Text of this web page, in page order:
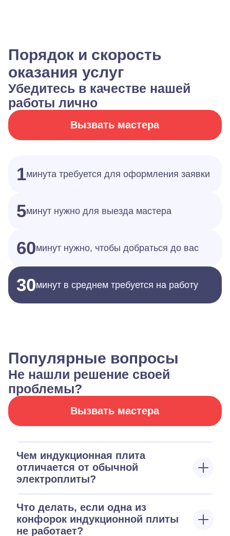
Порядок и скорость
оказания услуг
Убедитесь в качестве нашей
работы лично
Вызвать мастера
1минута требуется для оформления заявки
5минут нужно для выезда мастера
60минут нужно, чтобы добраться до вас
30минут в среднем требуется на работу
Популярные вопросы
Не нашли решение своей
проблемы?
Вызвать мастера
Чем индукционная плита
отличается от обычной
электроплиты?
Что делать, если одна из
конфорок индукционной плиты
не работает?